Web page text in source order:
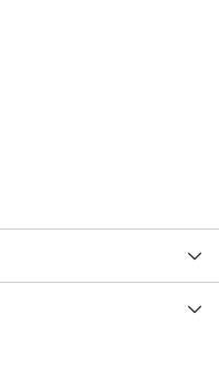
3000044060